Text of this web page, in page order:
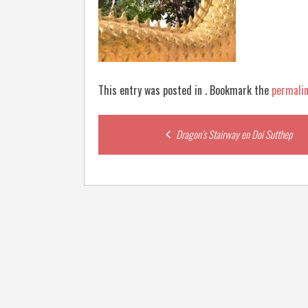
This entry was posted in . Bookmark the
navigation
Dragon’s Stairway en Doi Sutthep